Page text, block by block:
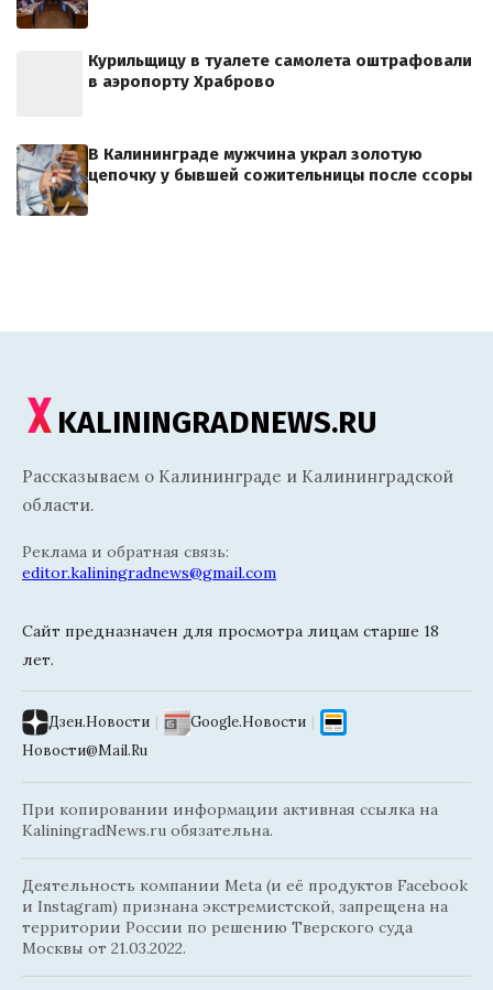
Курильщицу в туалете самолета оштрафовали
в аэропорту Храброво
В Калининграде мужчина украл золотую
цепочку у бывшей сожительницы после ссоры
KALININGRADNEWS.RU
Рассказываем о Калининграде и Калининградской
области.
Реклама и обратная связь:
editor.kaliningradnews@gmail.com
Сайт предназначен для просмотра лицам старше 18
лет.
Дзен.Новости | Google.Новости |
Новости@Mail.Ru
При копировании информации активная ссылка на
KaliningradNews.ru обязательна.
Деятельность компании Meta (и её продуктов Facebook
и Instagram) признана экстремистской, запрещена на
территории России по решению Тверского суда
Москвы от 21.03.2022.